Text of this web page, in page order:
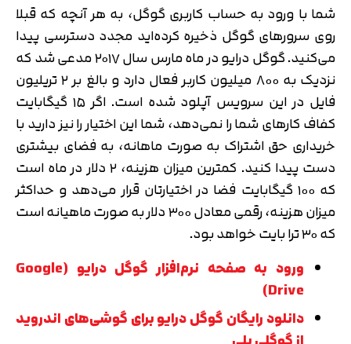
شما با ورود به حساب کاربری گوگل، به هر آنچه که قبلا
روی سرورهای گوگل ذخیره کرده‌اید مجدد دسترسی پیدا
می‌کنید. گوگل درایو در ماه مارس سال ۲۰۱۷ مدعی شد که
نزدیک به ۸۰۰ میلیون کاربر فعال دارد و بالغ بر ۲ تریلیون
فایل در این سرویس آپلود شده است. اگر ۱۵ گیگابایت
کفاف کارهای شما را نمی‌دهد، شما این اختیار را نیز دارید با
خریداری حق اشتراک به صورت ماهانه، به فضای بیشتری
دست پیدا کنید. کمترین میزان هزینه، ۲ دلار در ماه است
که ۱۰۰ گیگابایت فضا در اختیارتان قرار می‌دهد و حداکثر
میزان هزینه، رقمی معادل ۳۰۰ دلار به صورت ماهیانه است
که ۳۰ ترا بایت خواهد بود.
ورود به صفحه نرم‌افزار گوگل درایو (Google
Drive)
دانلود رایگان گوگل درایو برای گوشی‌های اندروید